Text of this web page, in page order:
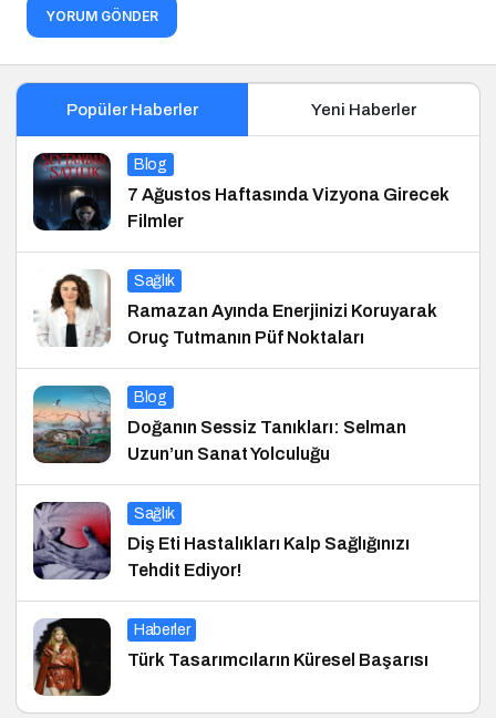
YORUM GÖNDER
Popüler Haberler Yeni Haberler
Blog
7 Ağustos Haftasında Vizyona Girecek
Filmler
Sağlık
Ramazan Ayında Enerjinizi Koruyarak
Oruç Tutmanın Püf Noktaları
Blog
Doğanın Sessiz Tanıkları: Selman
Uzun’un Sanat Yolculuğu
Sağlık
Diş Eti Hastalıkları Kalp Sağlığınızı
Tehdit Ediyor!
Haberler
Türk Tasarımcıların Küresel Başarısı